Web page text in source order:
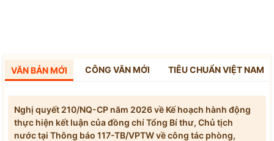
VĂN BẢN MỚI CÔNG VĂN MỚI TIÊU CHUẨN VIỆT NAM
Nghị quyết 210/NQ-CP năm 2026 về Kế hoạch hành động
thực hiện kết luận của đồng chí Tổng Bí thư, Chủ tịch
nước tại Thông báo 117-TB/VPTW về công tác phòng,